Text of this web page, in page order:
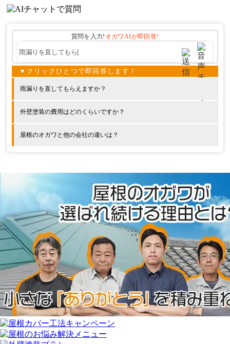
質問を入力! オガワAIが即回答!
雨漏りを直してもらえますか？
外壁塗装の費用はどのくらいですか？
屋根のオガワと他の会社の違いは？